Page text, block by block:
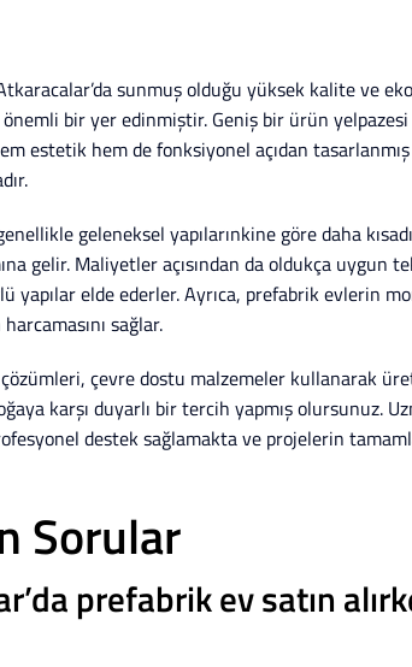
Atkaracalar’da sunmuş olduğu yüksek kalite ve
bir yer edinmiştir. Geniş bir ürün yelpazesi
estetik hem de fonksiyonel açıdan
geleneksel yapılarınkine göre daha
gelir. Maliyetler açısından da oldukça
yapılar elde ederler. Ayrıca, prefabrik evlerin
sağlar.
çözümleri, çevre dostu malzemeler kullanarak
karşı duyarlı bir tercih yapmış olursunuz.
destek sağlamakta ve projelerin
Sorular
prefabrik ev satın